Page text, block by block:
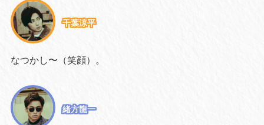
千葉涼平
なつかし〜（笑顔）。
緒方龍一